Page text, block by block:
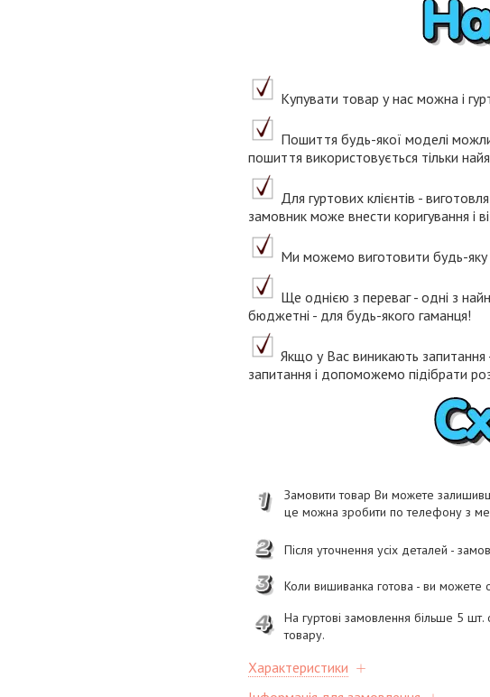
Купувати товар у нас можна і
Пошиття будь-якої моделі
пошиття використовується тільки
Для гуртових клієнтів -
замовник може внести коригування і
Ми можемо виготовити будь-яку
Ще однією з переваг - одні з
бюджетні - для будь-якого гаманця!
Якщо у Вас виникають запитання
запитання і допоможемо підібрати
Замовити товар Ви можете
це можна зробити по телефону з
Після уточнення усіх деталей -
Коли вишиванка готова - ви можете
На гуртові замовлення більше 5
товару.
Характеристики